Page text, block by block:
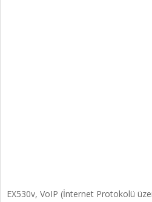
EX530v, VoIP (İnternet Protokolü